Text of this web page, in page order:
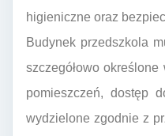
higieniczne oraz
Budynek przedszkola
szczegółowo
pomieszczeń, dostęp
wydzielone zgodnie z